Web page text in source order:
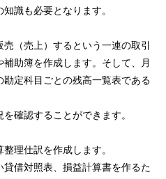
識も必要となります。
（売上）するという一連の取引
助簿を作成します。そして、月
定科目ごとの残高一覧表である
確認することができます。
理仕訳を作成します。
借対照表、損益計算書を作るた